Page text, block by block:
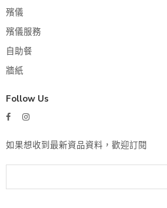
殯儀
殯儀服務
自助餐
牆紙
Follow Us
如果想收到最新資品資料，歡迎訂閱